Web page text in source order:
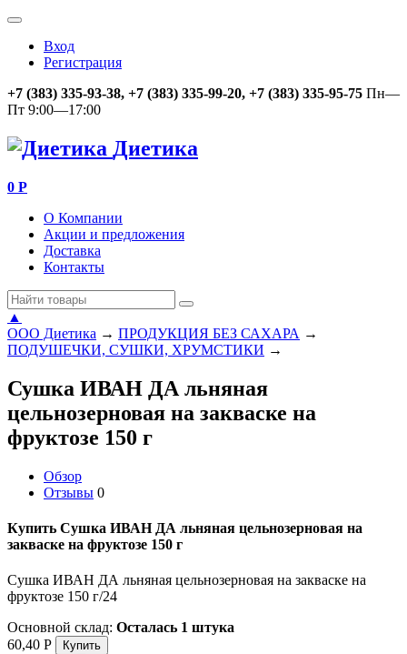
Вход
Регистрация
+7 (383) 335-93-38, +7 (383) 335-99-20, +7 (383) 335-95-75 Пн—
Пт 9:00—17:00
Диетика
0 Р
О Компании
Акции и предложения
Доставка
Контакты
▲
ООО Диетика → ПРОДУКЦИЯ БЕЗ САХАРА →
ПОДУШЕЧКИ, СУШКИ, ХРУМСТИКИ →
Сушка ИВАН ДА льняная
цельнозерновая на закваске на
фруктозе 150 г
Обзор
Отзывы 0
Купить Сушка ИВАН ДА льняная цельнозерновая на
закваске на фруктозе 150 г
Сушка ИВАН ДА льняная цельнозерновая на закваске на
фруктозе 150 г/24
Основной склад: Осталась 1 штука
60,40 Р